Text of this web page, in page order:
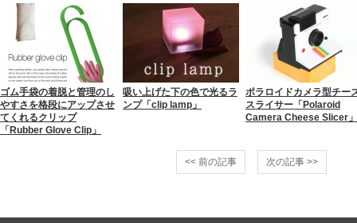
ゴム手袋の着脱と管理のし
やすさを格段にアップさせ
てくれるクリップ
「Rubber Glove Clip」
吸い上げた下の色で光るラ
ンプ「clip lamp」
ポラロイドカメラ型チー
スライサー「Polaroid
Camera Cheese Slicer」
<< 前の記事 次の記事 >>